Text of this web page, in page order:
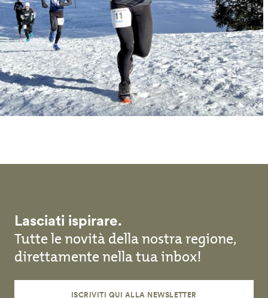
Lasciati ispirare.
Tutte le novità della nostra regione,
direttamente nella tua inbox!
ISCRIVITI QUI ALLA NEWSLETTER